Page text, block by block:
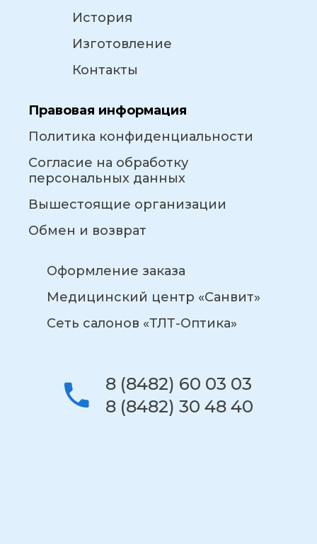
История
Изготовление
Контакты
Правовая информация
Политика конфиденциальности
Согласие на обработку
персональных данных
Вышестоящие организации
Обмен и возврат
Оформление заказа
Медицинский центр «Санвит»
Сеть салонов «ТЛТ-Оптика»
8 (8482) 60 03 03
8 (8482) 30 48 40